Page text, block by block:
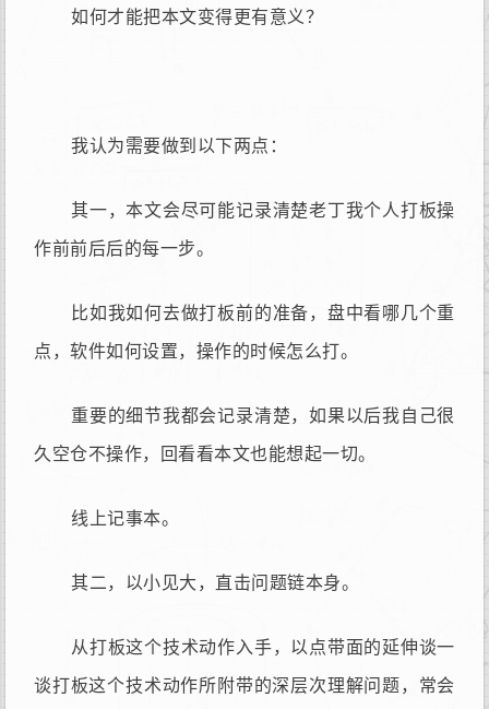
如何才能把本文变得更有意义？
我认为需要做到以下两点：
其一，本文会尽可能记录清楚老丁我个人打板操
作前前后后的每一步。
比如我如何去做打板前的准备，盘中看哪几个重
点，软件如何设置，操作的时候怎么打。
重要的细节我都会记录清楚，如果以后我自己很
久空仓不操作，回看看本文也能想起一切。
线上记事本。
其二，以小见大，直击问题链本身。
从打板这个技术动作入手，以点带面的延伸谈一
谈打板这个技术动作所附带的深层次理解问题，常会